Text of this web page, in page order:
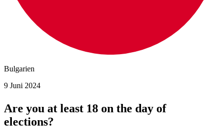
Bulgarien
9 Juni 2024
Are you at least 18 on the day of
elections?